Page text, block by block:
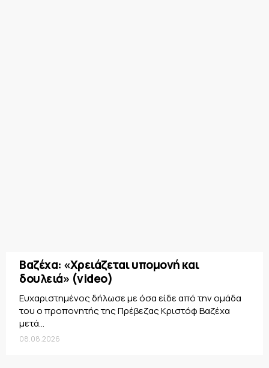
Βαζέχα: «Χρειάζεται υπομονή και
δουλειά» (video)
Ευχαριστημένος δήλωσε με όσα είδε από την ομάδα
του ο προπονητής της Πρέβεζας Κριστόφ Βαζέχα
μετά...
08.08.2026